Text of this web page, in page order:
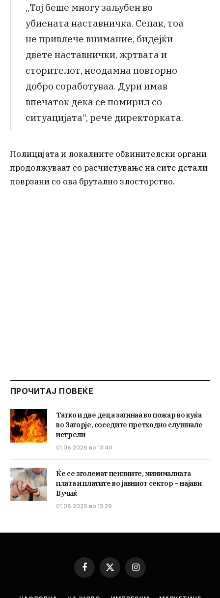
„Тој беше многу заљубен во
убиената наставничка. Сепак, тоа
не привлече внимание, бидејќи
двете наставнички, жртвата и
сторителот, неодамна повторно
добро соработуваа. Дури имав
впечаток дека се помирил со
ситуацијата“, рече директорката.
Полицијата и локалните обвинителски органи
продолжуваат со расчистување на сите детали
поврзани со ова брутално злосторство.
ПРОЧИТАЈ ПОВЕЌЕ
Татко и две деца загинаа во пожар во куќа
во Загорје, соседите претходно слушнале
истрели
01.08.2026 во 13:40
Ќе се зголемат пензиите, минималната
плата и платите во јавниот сектор – најави
Вучиќ
01.08.2026 во 13:29
Facebook
X
Instagram